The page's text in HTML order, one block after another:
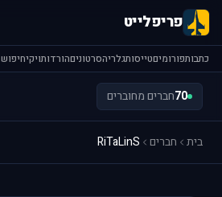
פריפלייט
כתבותפורומיםטייסותגלריהסרטוניםהורדותויקיחיפוש
70חברים מחוברים
בית חברים RiTaLinS